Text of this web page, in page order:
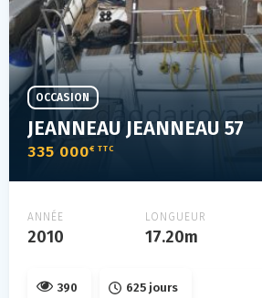
JEANNEAU JEANNEAU 57
335 000€ TTC
OCCASION
ANNÉE
2010
LONGUEUR
17.20m
390 625 jours